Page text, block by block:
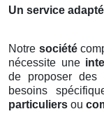
Un service
Notre société
nécessite une
de proposer des
besoins
particuliers ou